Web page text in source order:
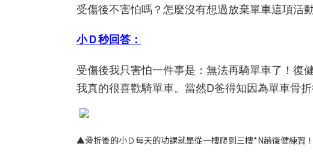
受傷後不害怕嗎？怎麼沒有想過放棄單車這項活
小Ｄ秒回答：
受傷後我只害怕一件事是：無法再騎單車了！復
我真的很喜歡騎單車。當然D爸得知因為單車骨
▲骨折後的小Ｄ每天的功課就是從一樓爬到三樓*N趟復健練習！